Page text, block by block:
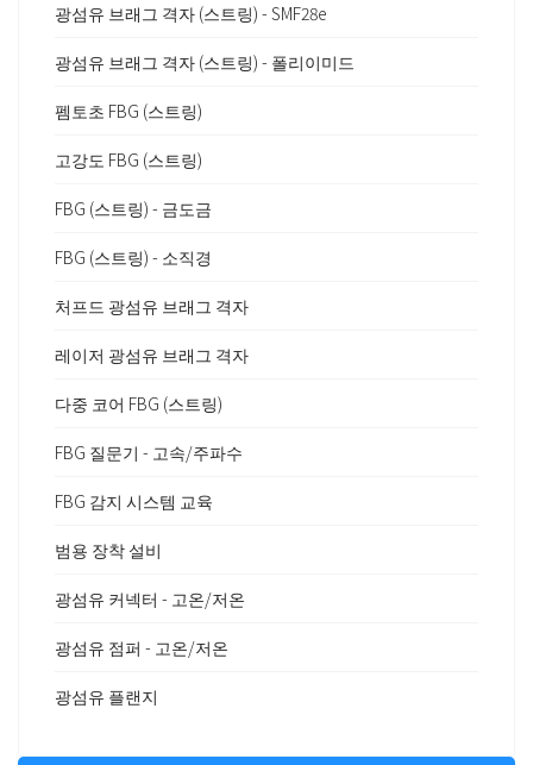
광섬유 브래그 격자 (스트링) - SMF28e
광섬유 브래그 격자 (스트링) - 폴리이미드
펨토초 FBG (스트링)
고강도 FBG (스트링)
FBG (스트링) - 금도금
FBG (스트링) - 소직경
처프드 광섬유 브래그 격자
레이저 광섬유 브래그 격자
다중 코어 FBG (스트링)
FBG 질문기 - 고속/주파수
FBG 감지 시스템 교육
범용 장착 설비
광섬유 커넥터 - 고온/저온
광섬유 점퍼 - 고온/저온
광섬유 플랜지